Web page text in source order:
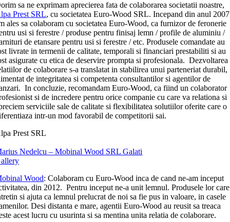
sa ne exprimam aprecierea fata de colaborarea societatii noastre,
Prest SRL, cu societatea Euro-Wood SRL. Incepand din anul
ales sa colaboram cu societatea Euro-Wood, ca furnizor de feronerie
usi si ferestre / produse pentru finisaj lemn / profile de aluminiu /
de etansare pentru usi si ferestre / etc. Produsele comandate au
livrate in termenii de calitate, temporali si financiari prestabiliti si au
asigurate cu etica de deservire prompta si profesionala. Dezvoltarea
de colaborare s-a translatat in stabilirea unui parteneriat durabil,
de integritatea si competenta consultantilor si agentilor de
In concluzie, recomandam Euro-Wood, ca fiind un colaborator
si de incredere pentru orice companie cu care va relationa si
serviciile sale de calitate si flexibilitatea solutiilor oferite care o
intr-un mod favorabil de competitorii sai.
Prest SRL
Nedelcu – Mobinal Wood SRL Galati
Wood: Colaboram cu Euro-Wood inca de cand ne-am inceput
din 2012. Pentru inceput ne-a unit lemnul. Produsele lor care
si ajuta ca lemnul prelucrat de noi sa fie pus in valoare, in casele
Desi distanta e mare, agentii Euro-Wood au reusit sa treaca
acest lucru cu usurinta si sa mentina unita relatia de colaborare.